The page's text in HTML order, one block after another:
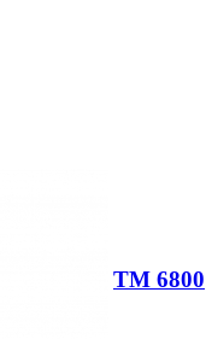
TM 6800